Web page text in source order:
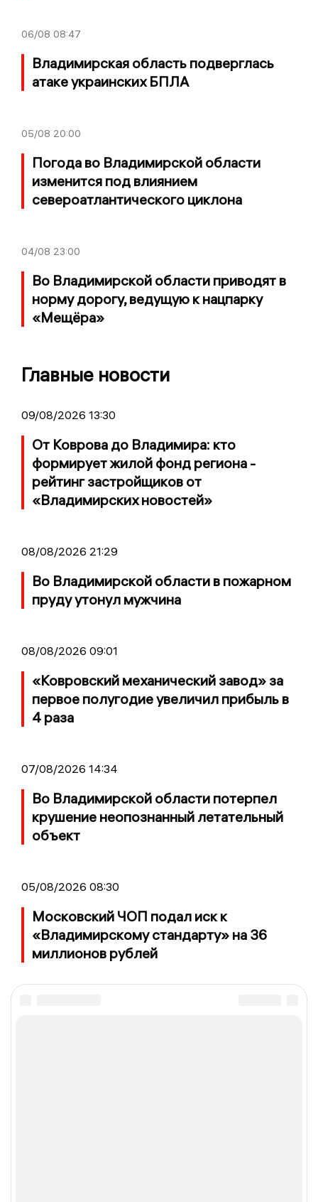
06/08 08:47
Владимирская область подверглась
атаке украинских БПЛА
05/08 20:00
Погода во Владимирской области
изменится под влиянием
североатлантического циклона
04/08 23:00
Во Владимирской области приводят в
норму дорогу, ведущую к нацпарку
«Мещёра»
Главные новости
09/08/2026 13:30
От Коврова до Владимира: кто
формирует жилой фонд региона -
рейтинг застройщиков от
«Владимирских новостей»
08/08/2026 21:29
Во Владимирской области в пожарном
пруду утонул мужчина
08/08/2026 09:01
«Ковровский механический завод» за
первое полугодие увеличил прибыль в
4 раза
07/08/2026 14:34
Во Владимирской области потерпел
крушение неопознанный летательный
объект
05/08/2026 08:30
Московский ЧОП подал иск к
«Владимирскому стандарту» на 36
миллионов рублей